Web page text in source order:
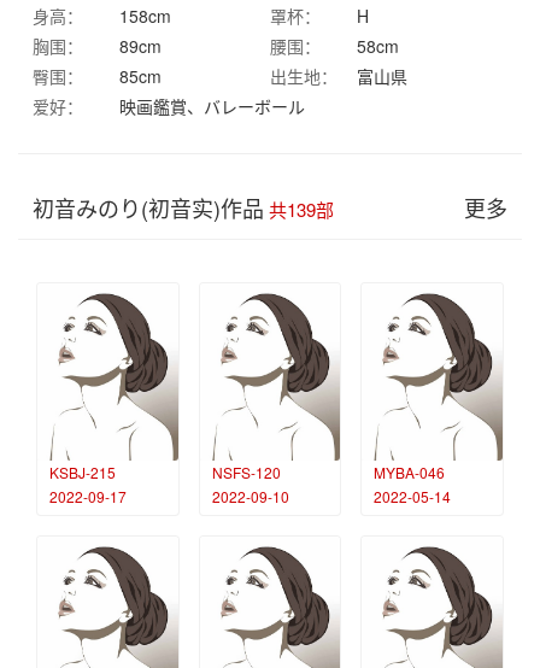
身高：
158cm 罩杯：
H
胸围：
89cm 腰围：
58cm
臀围：
85cm 出生地：
富山県
爱好：
映画鑑賞、バレーボール
更多
初音みのり(初音实)作品 共139部
KSBJ-215
2022-09-17
NSFS-120
2022-09-10
MYBA-046
2022-05-14